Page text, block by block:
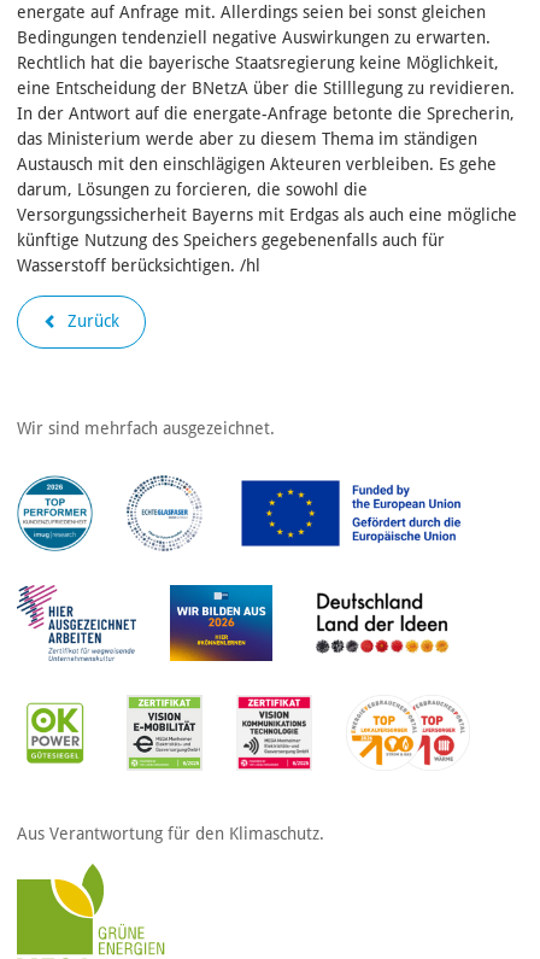
energate auf Anfrage mit. Allerdings seien bei sonst gleichen
Bedingungen tendenziell negative Auswirkungen zu erwarten.
Rechtlich hat die bayerische Staatsregierung keine Möglichkeit,
eine Entscheidung der BNetzA über die Stilllegung zu revidieren.
In der Antwort auf die energate-Anfrage betonte die Sprecherin,
das Ministerium werde aber zu diesem Thema im ständigen
Austausch mit den einschlägigen Akteuren verbleiben. Es gehe
darum, Lösungen zu forcieren, die sowohl die
Versorgungssicherheit Bayerns mit Erdgas als auch eine mögliche
künftige Nutzung des Speichers gegebenenfalls auch für
Wasserstoff berücksichtigen. /hl
Zurück
Wir sind mehrfach ausgezeichnet.
Aus Verantwortung für den Klimaschutz.